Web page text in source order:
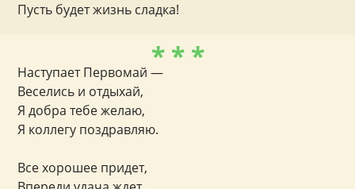
Пусть будет жизнь сладка!
* * *
Наступает Первомай —
Веселись и отдыхай,
Я добра тебе желаю,
Я коллегу поздравляю.
Все хорошее придет,